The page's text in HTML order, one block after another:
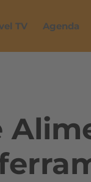
TV Agenda